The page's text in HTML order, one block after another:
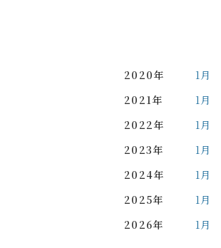
2020年 1月
2021年
1月
2022年
1月
2023年
1月
2024年
1月
2025年
1月
2026年
1月